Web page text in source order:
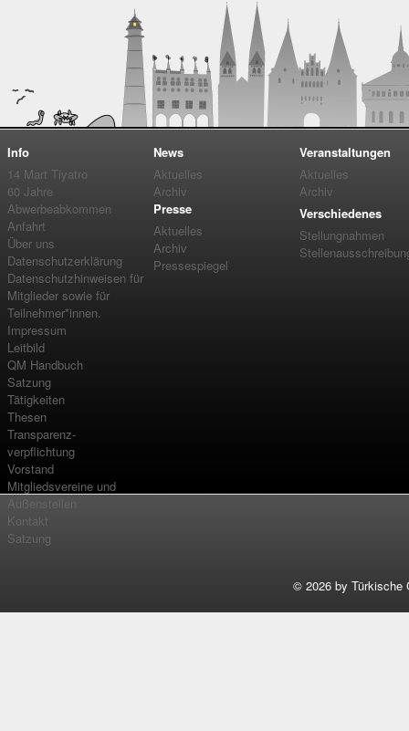
Info
14 Mart Tiyatro
60 Jahre
Abwerbeabkommen
Anfahrt
Über uns
Datenschutzerklärung
Datenschutzhinweisen für
Mitglieder sowie für
Teilnehmer*innen.
Impressum
Leitbild
QM Handbuch
Satzung
Tätigkeiten
Thesen
Transparenz-
verpflichtung
Vorstand
Mitgliedsvereine und
Außenstellen
Kontakt
Satzung
News
Aktuelles
Archiv
Presse
Aktuelles
Archiv
Pressespiegel
Veranstaltungen
Aktuelles
Archiv
Verschiedenes
Stellungnahmen
© 2026 by Türkische